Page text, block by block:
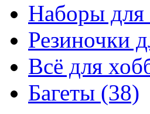
Наборы для
Резиночки
Всё для
Багеты (38)